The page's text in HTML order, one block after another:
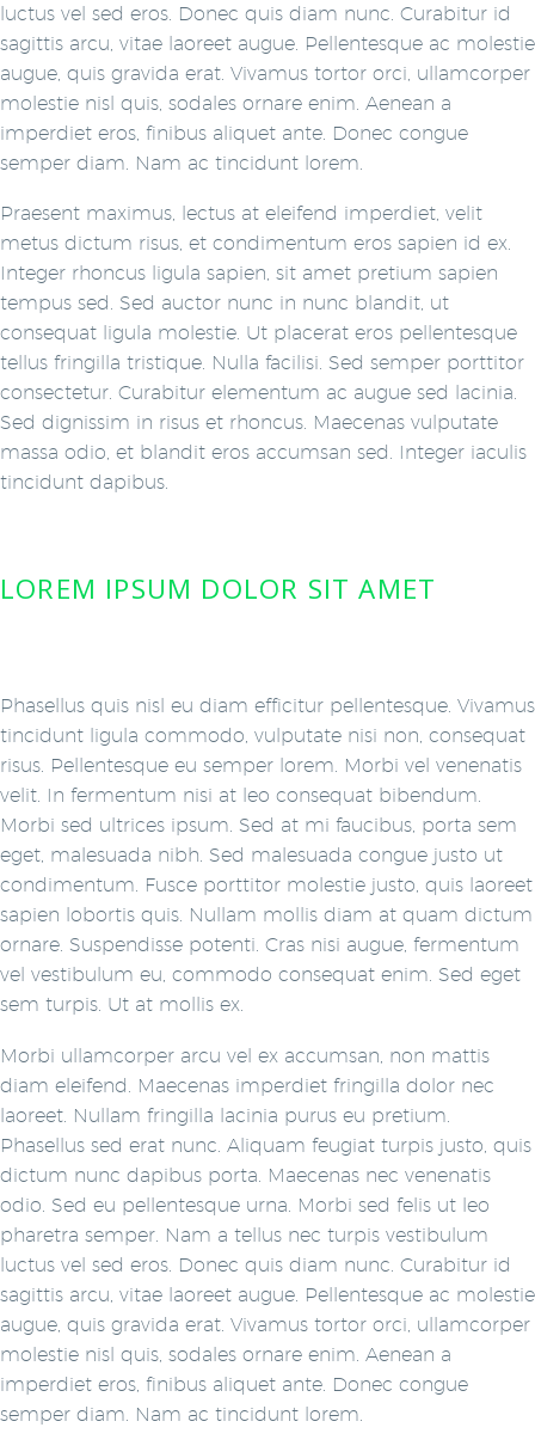
luctus vel sed eros. Donec quis diam nunc. Curabitur id
sagittis arcu, vitae laoreet augue. Pellentesque ac molestie
augue, quis gravida erat. Vivamus tortor orci, ullamcorper
molestie nisl quis, sodales ornare enim. Aenean a
imperdiet eros, finibus aliquet ante. Donec congue
semper diam. Nam ac tincidunt lorem.
Praesent maximus, lectus at eleifend imperdiet, velit
metus dictum risus, et condimentum eros sapien id ex.
Integer rhoncus ligula sapien, sit amet pretium sapien
tempus sed. Sed auctor nunc in nunc blandit, ut
consequat ligula molestie. Ut placerat eros pellentesque
tellus fringilla tristique. Nulla facilisi. Sed semper porttitor
consectetur. Curabitur elementum ac augue sed lacinia.
Sed dignissim in risus et rhoncus. Maecenas vulputate
massa odio, et blandit eros accumsan sed. Integer iaculis
tincidunt dapibus.
LOREM IPSUM DOLOR SIT AMET
Phasellus quis nisl eu diam efficitur pellentesque. Vivamus
tincidunt ligula commodo, vulputate nisi non, consequat
risus. Pellentesque eu semper lorem. Morbi vel venenatis
velit. In fermentum nisi at leo consequat bibendum.
Morbi sed ultrices ipsum. Sed at mi faucibus, porta sem
eget, malesuada nibh. Sed malesuada congue justo ut
condimentum. Fusce porttitor molestie justo, quis laoreet
sapien lobortis quis. Nullam mollis diam at quam dictum
ornare. Suspendisse potenti. Cras nisi augue, fermentum
vel vestibulum eu, commodo consequat enim. Sed eget
sem turpis. Ut at mollis ex.
Morbi ullamcorper arcu vel ex accumsan, non mattis
diam eleifend. Maecenas imperdiet fringilla dolor nec
laoreet. Nullam fringilla lacinia purus eu pretium.
Phasellus sed erat nunc. Aliquam feugiat turpis justo, quis
dictum nunc dapibus porta. Maecenas nec venenatis
odio. Sed eu pellentesque urna. Morbi sed felis ut leo
pharetra semper. Nam a tellus nec turpis vestibulum
luctus vel sed eros. Donec quis diam nunc. Curabitur id
sagittis arcu, vitae laoreet augue. Pellentesque ac molestie
augue, quis gravida erat. Vivamus tortor orci, ullamcorper
molestie nisl quis, sodales ornare enim. Aenean a
imperdiet eros, finibus aliquet ante. Donec congue
semper diam. Nam ac tincidunt lorem.